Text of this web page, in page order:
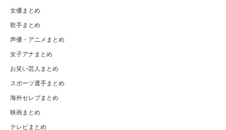
女優まとめ
歌手まとめ
声優・アニメまとめ
女子アナまとめ
お笑い芸人まとめ
スポーツ選手まとめ
海外セレブまとめ
映画まとめ
テレビまとめ